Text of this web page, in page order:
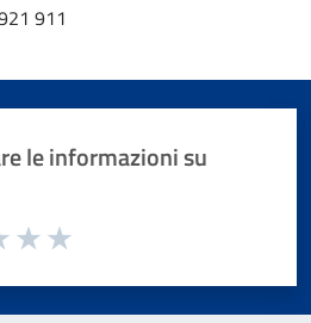
911
le informazioni su